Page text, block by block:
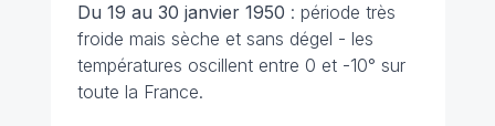
Du 19 au 30 janvier 1950 : période très
froide mais sèche et sans dégel - les
températures oscillent entre 0 et -10° sur
toute la France.